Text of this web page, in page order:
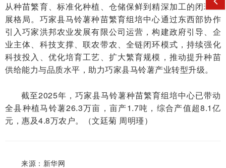
从种苗繁育、标准化种植、仓储保鲜到精深加工的闭环发
展格局。巧家县马铃薯种苗繁育组培中心通过东西部协作
引入巧家洪邦农业发展有限公司运营，构建政府引导、企
业主体、科技支撑、联农带农、全链闭环模式，持续强化
科技投入、优化培育工艺、扩大繁育规模，推动提升种苗
供给能力与品质水平，助力巧家县马铃薯产业转型升级。
截至2025年，巧家县马铃薯种苗繁育组培中心已带动
全县种植马铃薯26.3万亩，亩产1.7吨，综合产值超8.1亿
元，惠及4.8万农户。（文廷菊 周明瑾）
来源：新华网